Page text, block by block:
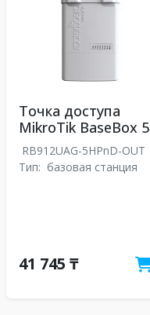
Точка доступа
MikroTik BaseBox 5
RB912UAG-5HPnD-OUT
Тип: базовая станция
41 745 ₸